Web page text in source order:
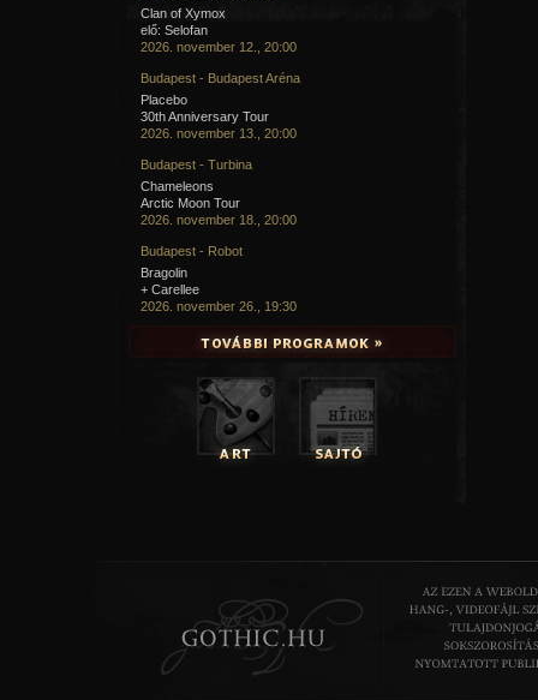
Clan of Xymox
elő: Selofan
2026. november 12., 20:00
Budapest - Budapest Aréna
Placebo
30th Anniversary Tour
2026. november 13., 20:00
Budapest - Turbina
Chameleons
Arctic Moon Tour
2026. november 18., 20:00
Budapest - Robot
Bragolin
+ Carellee
2026. november 26., 19:30